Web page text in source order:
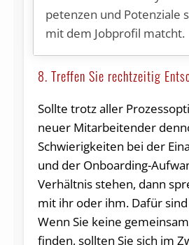
pe­ten­zen und Po­ten­zia­le
mit dem Job­pro­fil matcht.
8. Treffen Sie rechtzeitig
Sollte trotz aller
neuer Mitarbeitender
Schwierigkeiten bei der
und der Onboarding-
Verhältnis stehen, dann
mit ihr oder ihm. Dafür
Wenn Sie keine
finden, sollten Sie sich im